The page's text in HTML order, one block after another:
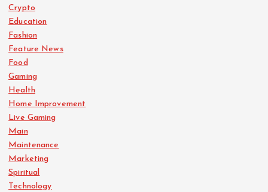
Crypto
Education
Fashion
Feature News
Food
Gaming
Health
Home Improvement
Live Gaming
Main
Maintenance
Marketing
Spiritual
Technology